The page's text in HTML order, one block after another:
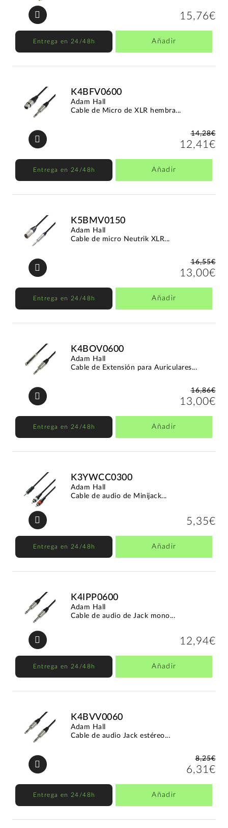
15,76€
Entrega en 24/48h Añadir
K4BFV0600
Adam Hall
Cable de Micro de XLR hembra...
14,28€
12,41€
Entrega en 24/48h Añadir
K5BMV0150
Adam Hall
Cable de micro Neutrik XLR...
16,55€
13,00€
Entrega en 24/48h Añadir
K4BOV0600
Adam Hall
Cable de Extensión para Auriculares...
16,86€
13,00€
Entrega en 24/48h Añadir
K3YWCC0300
Adam Hall
Cable de audio de Minijack...
5,35€
Entrega en 24/48h Añadir
K4IPP0600
Adam Hall
Cable de audio de Jack mono...
12,94€
Entrega en 24/48h Añadir
K4BVV0060
Adam Hall
Cable de audio Jack estéreo...
8,25€
6,31€
Entrega en 24/48h Añadir